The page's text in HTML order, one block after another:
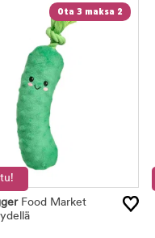
Ota 3 maksa 2
Food Market